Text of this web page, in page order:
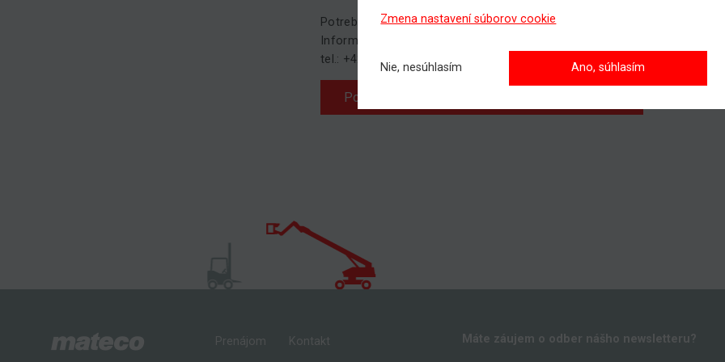
Potrebujete poradiť, prípadne sa informovať o dostupnosti náhradných
Informujte sa priamo u nášho špecialistu na náhradné diely - Radoslav
tel.: +421 918 925 228, email -
radoslav.podusel@matecoslovakia.sk
Pošlite nám nezáväznýdopyt na náhradné diely
Prenájom Kontakt Máte záujem o odber nášho newsletteru?
Zmena nastavení súborov cookie
Nie, nesúhlasím Ano, súhlasím